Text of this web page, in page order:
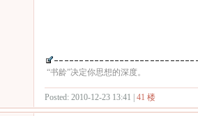
“书龄”决定你思想的深度。
Posted: 2010-12-23 13:41 | 41 楼